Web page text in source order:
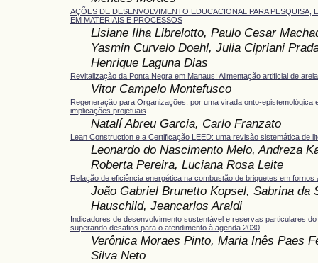
AÇÕES DE DESENVOLVIMENTO EDUCACIONAL PARA PESQUISA,
EM MATERIAIS E PROCESSOS
Lisiane Ilha Librelotto, Paulo Cesar
Yasmin Curvelo Doehl, Julia Cipriani
Henrique Laguna Dias
Revitalização da Ponta Negra em Manaus: Alimentação artificial de
Vitor Campelo Montefusco
Regeneração para Organizações: por uma virada onto-epistemológica
implicações projetuais
Natalí Abreu Garcia, Carlo Franzato
Lean Construction e a Certificação LEED: uma revisão sistemática de
Leonardo do Nascimento Melo, Andreza
Roberta Pereira, Luciana Rosa Leite
Relação de eficiência energética na combustão de briquetes em fornos
João Gabriel Brunetto Kopsel, Sabrina da
Hauschild, Jeancarlos Araldi
Indicadores de desenvolvimento sustentável e reservas particulares
superando desafios para o atendimento à agenda 2030
Verônica Moraes Pinto, Maria Inês Paes
Silva Neto